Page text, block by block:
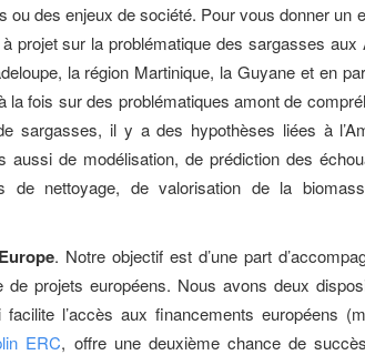
ou des enjeux de société. Pour vous donner un
projet sur la problématique des sargasses aux
la région Martinique, la Guyane et en
la fois sur des problématiques amont de
sargasses, il y a des hypothèses liées à
aussi de modélisation, de prédiction des
de nettoyage, de valorisation de la
. Notre objectif est d’une part
projets européens. Nous avons deux
l’accès aux financements européens
ERC, offre une deuxième chance de